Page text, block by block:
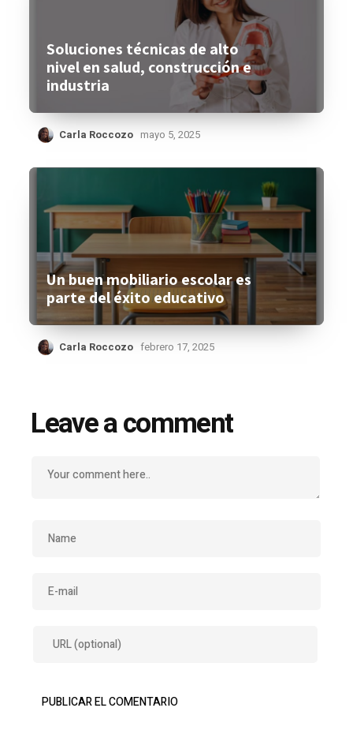
Soluciones técnicas de alto
nivel en salud, construcción e
industria
Carla Roccozo mayo 5, 2025
Un buen mobiliario escolar es
parte del éxito educativo
Carla Roccozo febrero 17, 2025
Leave a comment